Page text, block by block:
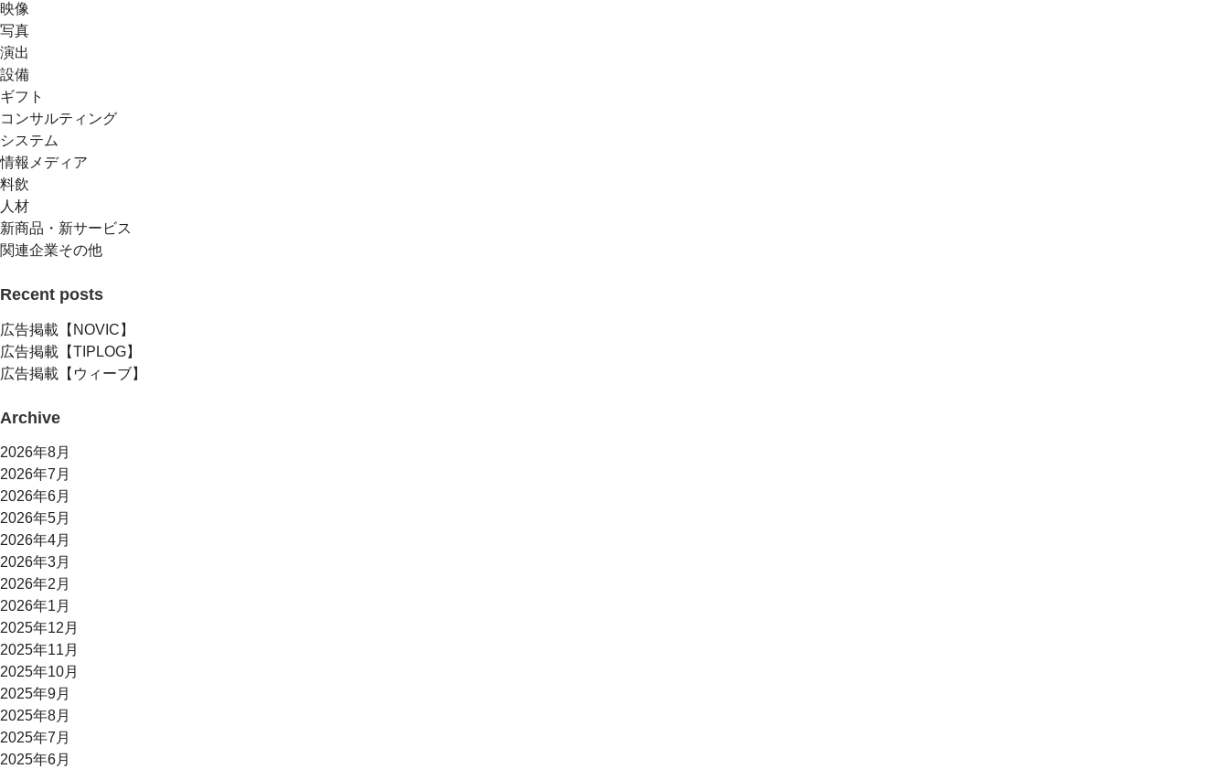
映像
写真
演出
設備
ギフト
コンサルティング
システム
情報メディア
料飲
人材
新商品・新サービス
関連企業その他
Recent posts
広告掲載【NOVIC】
広告掲載【TIPLOG】
広告掲載【ウィーブ】
Archive
2026年8月
2026年7月
2026年6月
2026年5月
2026年4月
2026年3月
2026年2月
2026年1月
2025年12月
2025年11月
2025年10月
2025年9月
2025年8月
2025年7月
2025年6月